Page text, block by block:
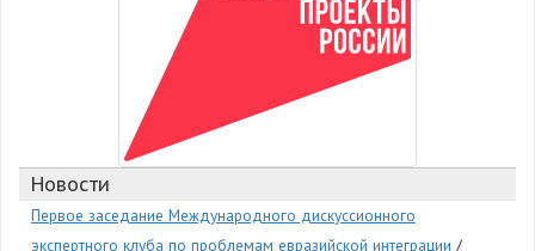
Новости
Первое заседание Международного дискуссионного
экспертного клуба по проблемам евразийской интеграции